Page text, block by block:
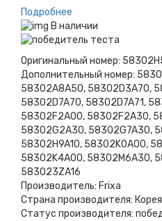
Подробнее
В наличии
Оригинальный номер:
Дополнительный номер:
58302A8A50, 58302D3A70,
58302D7A70, 58302D7A71,
58302F2A00, 58302F2A30,
58302G2A30, 58302G7A30,
58302H9A10, 58302K0A00,
58302K4A00, 58302M6A30,
583023ZA16
Производитель: Frixa
Страна производителя: Корея
Статус производителя: